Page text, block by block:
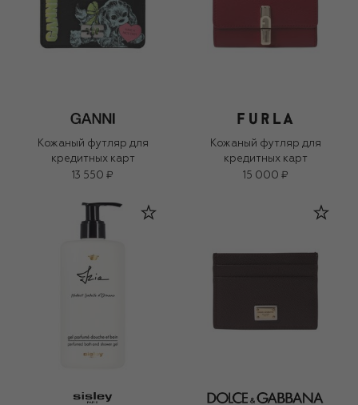
Кожаный футляр для
кредитных карт
13 550 ₽
Кожаный футляр для
кредитных карт
15 000 ₽